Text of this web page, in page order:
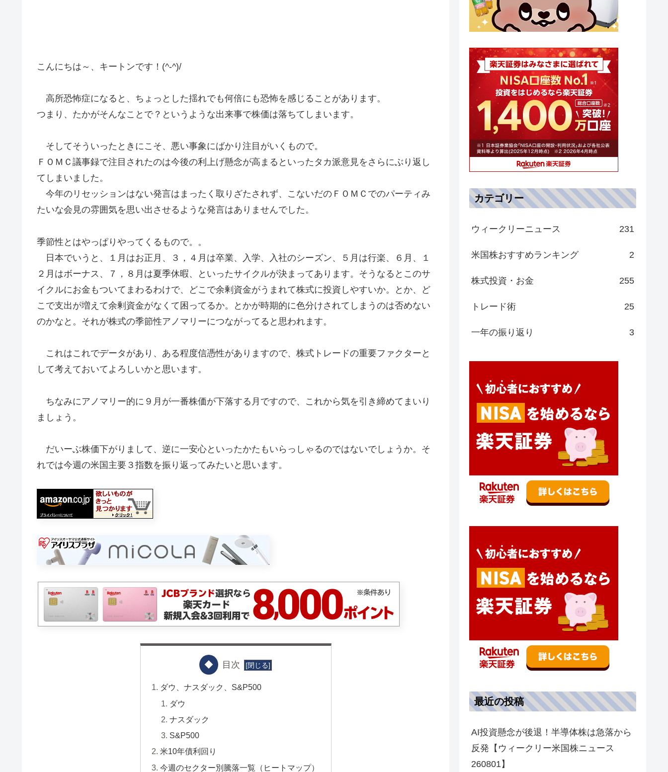
こんにちは～、キートンです！(^-^)/
高所恐怖症になると、ちょっとした揺れでも何倍にも恐怖を感じることがあります。
つまり、たかがそんなことで？というような出来事で株価は落ちてしまいます。
そしてそういったときにこそ、悪い事象にばかり注目がいくもので。
ＦＯＭＣ議事録で注目されたのは今後の利上げ懸念が高まるといったタカ派意見をさらにぶり返し
てしまいました。
今年のリセッションはない発言はまったく取りざたされず、こないだのＦＯＭＣでのパーティみ
たいな会見の雰囲気を思い出させるような発言はありませんでした。
季節性とはやっぱりやってくるもので。。
日本でいうと、１月はお正月、３，４月は卒業、入学、入社のシーズン、５月は行楽、６月、１
２月はボーナス、７，８月は夏季休暇、といったサイクルが決まってあります。そうなるとこのサ
イクルにお金もついてまわるわけで、どこで余剰資金がうまれて株式に投資しやすいか。とか、ど
こで支出が増えて余剰資金がなくて困ってるか。とかが時期的に色分けされてしまうのは否めない
のかなと。それが株式の季節性アノマリーにつながってると思われます。
これはこれでデータがあり、ある程度信憑性がありますので、株式トレードの重要ファクターと
して考えておいてよろしいかと思います。
ちなみにアノマリー的に９月が一番株価が下落する月ですので、これから気を引き締めてまいり
ましょう。
だいーぶ株価下がりまして、逆に一安心といったかたもいらっしゃるのではないでしょうか。そ
れでは今週の米国主要３指数を振り返ってみたいと思います。
目次
ダウ、ナスダック、S&P500
ダウ
ナスダック
S&P500
米10年債利回り
今週のセクター別騰落一覧（ヒートマップ）
カテゴリー
ウィークリーニュース 231
米国株おすすめランキング 2
株式投資・お金 255
トレード術 25
一年の振り返り 3
最近の投稿
AI投資懸念が後退！半導体株は急落から
反発【ウィークリー米国株ニュース
260801】